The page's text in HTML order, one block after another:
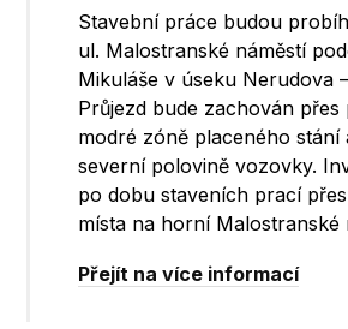
Stavební práce budou
ul. Malostranské náměstí
Mikuláše v úseku Nerudova
Průjezd bude zachován
modré zóně placeného stání
severní polovině vozovky.
po dobu staveních prací
místa na horní Malostranské
Přejít na více informací